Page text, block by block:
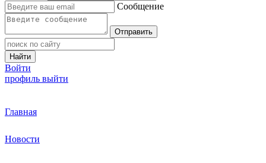
Сообщение
Отправить
Найти
Войти
профиль выйти
Главная
Новости